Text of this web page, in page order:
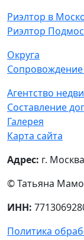
Риэлтор в
Риэлтор
Округа
Сопровождение
Агентство
Составление
Галерея
Карта сайта
Адрес: г.
© Татьяна
ИНН:
Политика